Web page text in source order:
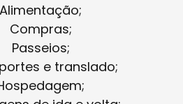
Alimentação;
Compras;
Passeios;
e translado;